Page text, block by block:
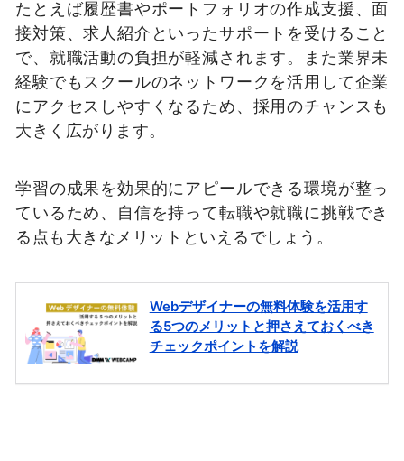
たとえば履歴書やポートフォリオの作成支援、面
接対策、求人紹介といったサポートを受けること
で、就職活動の負担が軽減されます。また業界未
経験でもスクールのネットワークを活用して企業
にアクセスしやすくなるため、採用のチャンスも
大きく広がります。
学習の成果を効果的にアピールできる環境が整っ
ているため、自信を持って転職や就職に挑戦でき
る点も大きなメリットといえるでしょう。